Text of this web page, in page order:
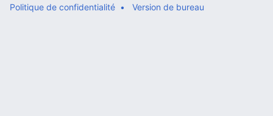
Politique de confidentialité Version de bureau